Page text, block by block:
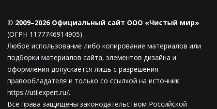
© 2009–2026 Официальный сайт ООО «Чистый мир»
(ОГРН 1177746914905).
Любое использование либо копирование материалов или
подборки материалов сайта, элементов дизайна и
оформления допускается лишь с разрешения
правообладателя и только со ссылкой на источник:
https://utilexpert.ru/.
Все права защищены законодательством Российской